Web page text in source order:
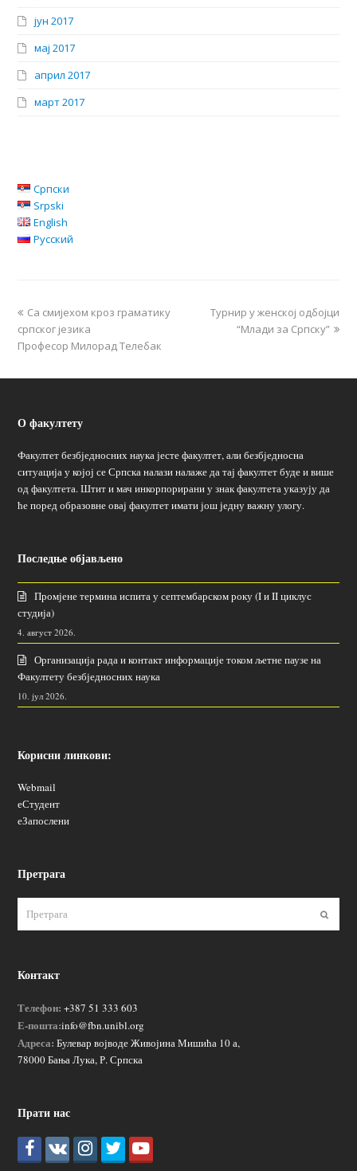
јун 2017
мај 2017
април 2017
март 2017
Српски
Srpski
English
Русский
Са смијехом кроз граматику
српског језика
Професор Милорад Телебак
Турнир у женској одбојци
“Млади за Српску”
О факултету
Факултет безбједносних наука јесте факултет, али безбједносна
ситуација у којој се Српска налази налаже да тај факултет буде и више
од факултета. Штит и мач инкорпорирани у знак факултета указују да
ће поред образовне овај факултет имати још једну важну улогу.
Последње објављено
Промјене термина испита у септембарском року (I и II циклус
студија)
4. август 2026.
Организација рада и контакт информације током љетне паузе на
Факултету безбједносних наука
10. јул 2026.
Корисни линкови:
Webmail
еСтудент
еЗапослени
Претрага
Контакт
Телефон: +387 51 333 603
Е-пошта:info@fbn.unibl.org
Адреса: Булевар војводе Живојина Мишића 10 а,
78000 Бања Лука, Р. Српска
Прати нас